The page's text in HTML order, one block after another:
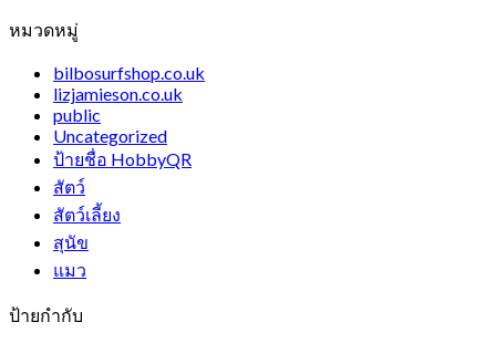
หมวดหมู่
bilbosurfshop.co.uk
lizjamieson.co.uk
public
Uncategorized
ป้ายชื่อ HobbyQR
สัตว์
สัตว์เลี้ยง
สุนัข
แมว
ป้ายกำกับ